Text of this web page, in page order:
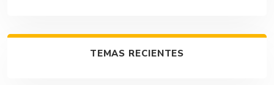
TEMAS RECIENTES